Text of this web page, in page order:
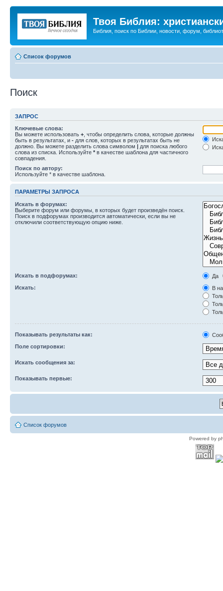
Твоя Библия:
Библия, поиск по Библии, новости, форум,
Список форумов
Поиск
ЗАПРОС
Ключевые слова:
Вы можете использовать + , чтобы определить слова, которые должны
быть в результатах, и - для слов, которых в результатах быть не
должно. Вы можете разделить слова символом | для поиска любого
слова из списка. Используйте * в качестве шаблона для частичного
совпадения.
Поиск по автору:
Используйте * в качестве шаблона.
ПАРАМЕТРЫ ЗАПРОСА
Искать в форумах:
Выберите форум или форумы, в которых будет произведён поиск.
Поиск в подфорумах производится автоматически, если вы не
отключили соответствующую опцию ниже.
Искать в подфорумах:
Да
Искать:
В
Показывать результаты как:
Поле сортировки:
Искать сообщения за:
Показывать первые:
Список форумов
Powered by